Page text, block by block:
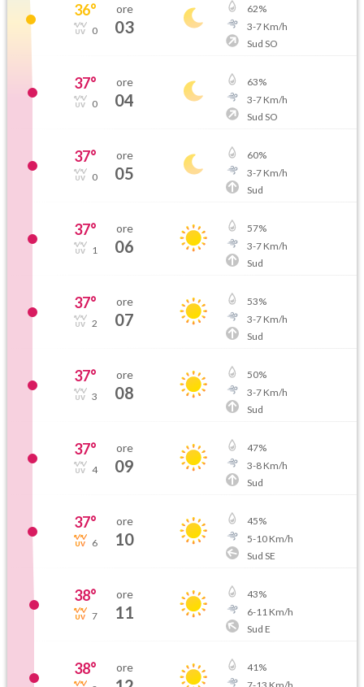
36°
0
ore
03
62%
3-7Km/h
Sud SO
37°
0
ore
04
63%
3-7Km/h
Sud SO
37°
0
ore
05
60%
3-7Km/h
Sud
37°
1
ore
06
57%
3-7Km/h
Sud
37°
2
ore
07
53%
3-7Km/h
Sud
37°
3
ore
08
50%
3-7Km/h
Sud
37°
4
ore
09
47%
3-8Km/h
Sud
37°
6
ore
10
45%
5-10Km/h
Sud SE
38°
7
ore
11
43%
6-11 Km/h
Sud E
38° ore 41%